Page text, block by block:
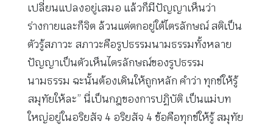
เปลี่ยนแปลงอยู่เสมอ แล้วก็มีปัญญาเห็นว่า
ร่างกายและก็จิต ล้วนแต่ตกอยู่ใต้ไตรลักษณ์ สติเป็น
ตัวรู้สภาวะ สภาวะคือรูปธรรมนามธรรมทั้งหลาย
ปัญญาเป็นตัวเห็นไตรลักษณ์ของรูปธรรม
นามธรรม ฉะนั้นต้องเดินให้ถูกหลัก คำว่า ทุกข์ให้รู้
สมุทัยให้ละ” นี่เป็นกฎของการปฏิบัติ เป็นแม่บท
ใหญ่อยู่ในอริยสัจ 4 อริยสัจ 4 ข้อคือทุกข์ให้รู้ สมุทัย